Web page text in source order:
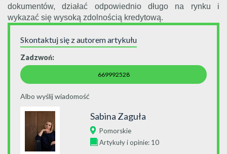
dokumentów, działać odpowiednio długo na rynku i
wykazać się wysoką zdolnością kredytową.
Skontaktuj się z autorem artykułu
Zadzwoń:
669992528
Albo wyślij wiadomość
Sabina Zaguła
Pomorskie
Artykuły i opinie: 10